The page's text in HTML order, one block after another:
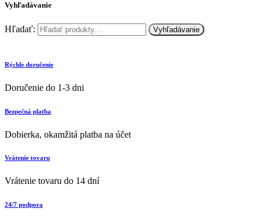
Vyhľadávanie
Hľadať: Vyhľadávanie
Rýchle doručenie
Doručenie do 1-3 dni
Bezpečná platba
Dobierka, okamžitá platba na účet
Vrátenie tovaru
Vrátenie tovaru do 14 dní
24/7 podpora